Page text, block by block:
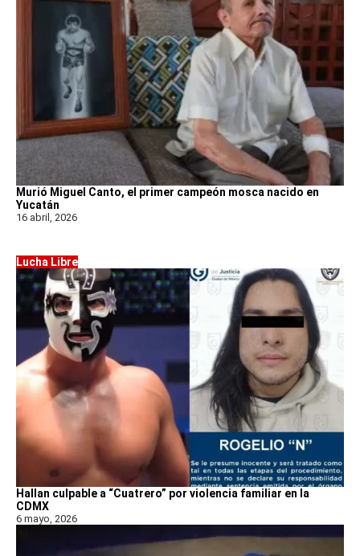
Murió Miguel Canto, el primer campeón mosca nacido en
Yucatán
16 abril, 2026
Lucha Libre
Hallan culpable a “Cuatrero” por violencia familiar en la
CDMX
6 mayo, 2026